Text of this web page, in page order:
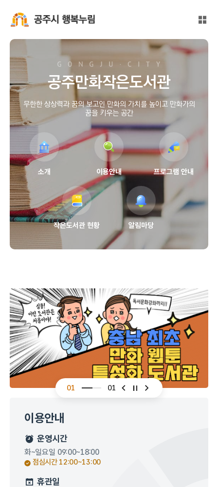
전체
공주만화작은도서관
무한한 상상력과 꿈의 보고인 만화의 가치를 높이고 만화가의
꿈을 키우는 공간
소개 이용안내 프로그램 안내
작은도서관 현황 알림마당
01 01
슬라이드 이전슬라이드 다음
이용안내
운영시간
화~일요일 09:00~18:00
점심시간 12:00~13:00
휴관일